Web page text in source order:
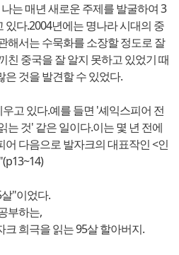
는 매년 새로운 주제를 발굴하여 3
다.2004년에는 명나라 시대의 중
해서는 수묵화를 소장할 정도로 잘
친 중국을 잘 알지 못하고 있었기 때
것을 발견할 수 있었다.
고 있다.예를 들면 '셰익스피어 전
는 것' 같은 일이다.이는 몇 년 전에
다음으로 발자크의 대표작인 <인
"이었다.
부하는,
희극을 읽는 95살 할아버지.